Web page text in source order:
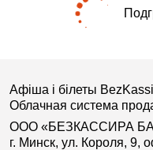
Афіша і білеты
Облачная система
ООО «БЕЗКАССИРА
г. Минск, ул. Короля, 9,